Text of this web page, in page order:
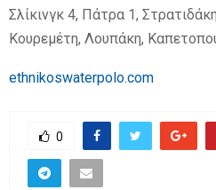
Σλίκινγκ 4, Πάτρα 1,
Κουρεμέτη, Λουπάκη,
ethnikoswaterpolo.com
0